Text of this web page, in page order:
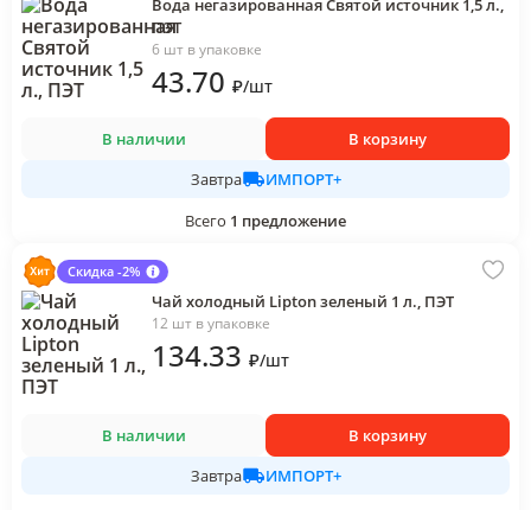
Вода негазированная Святой источник 1,5 л.,
ПЭТ
6 шт в упаковке
43.70 ₽/шт
В наличии
В корзину
Завтра
ИМПОРТ+
Всего 1 предложение
Скидка -2%
Чай холодный Lipton зеленый 1 л., ПЭТ
12 шт в упаковке
134.33 ₽/шт
В наличии
В корзину
Завтра
ИМПОРТ+